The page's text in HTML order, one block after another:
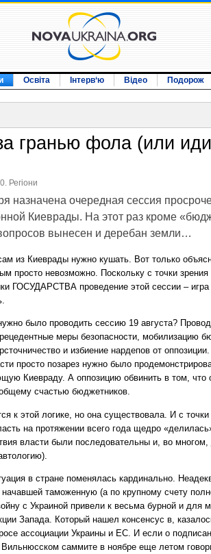
Освіта Інтерв‘ю Відео Подорож
гранью фола (или
Регіони
назначена очередная сессия
Киеврады. На этот раз кроме
вынесен и деребан земли…
из Киеврады нужно кушать. Вот только
просто невозможно. Поскольку с точки зрения
ГОСУДАРСТВА проведение этой сессии – игра
было проводить сессию 19 августа?
меры безопасности, мобилизацию
и избиение нардепов от
просто позарез нужно было
Киевраду. А оппозицию обвинить в том, что
счастью бюджетников.
к этой логике, но она существовала. И с точки
на протяжении всего года щедро
власти были последовательны и, во многом,
в стране поменялась кардинально.
начавшей таможенную (а по крупному счету
с Украиной привели к весьма бурной и для
Запада. Который нашел консенсус в,
ассоциации Украины и ЕС. И если о
Вильнюсском саммите в ноябре еще летом